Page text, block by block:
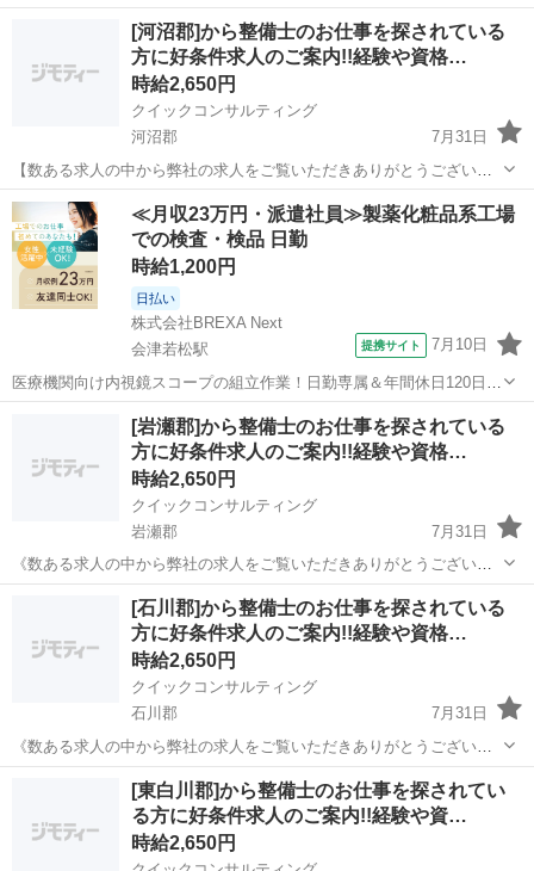
す!!》 全国に様々な求人を5万件以上取り扱っておりご希望条件やご状
況に応じてマッチしそうな求人をご案内いたします!! 応募前に相談だ
けしてみたい方やどんな求...
南会津郡 工場 スタッフ
[河沼郡]から整備士のお仕事を探されている
方に好条件求人のご案内!!経験や資格…
時給2,650円
クイックコンサルティング
河沼郡
7月31日
【数ある求人の中から弊社の求人をご覧いただきありがとうございま
す!!】 全国に様々な求人を5万件以上取り扱っておりご希望条件やご状
況に応じてマッチしそうな求人をご案内いたします!! 応募前に相談だ
けしてみたい方やどんな求...
福島 河沼郡 工場 スタッフ
≪月収23万円・派遣社員≫製薬化粧品系工場
での検査・検品 日勤
時給1,200円
日払い
株式会社BREXA Next
会津若松駅
提携サイト 7月10日
医療機関向け内視鏡スコープの組立作業！日勤専属＆年間休日120日
★◎20代～40代の男女活躍中！送迎あり！マイカー通勤OK◎無料駐車
場あり★日払いあり◎空調完備で快適作業！《福島県会津若松市》 人
気の工場のお仕事 ◇医療機...
会津若松市 会津若松駅 その他
[岩瀬郡]から整備士のお仕事を探されている
方に好条件求人のご案内!!経験や資格…
時給2,650円
クイックコンサルティング
岩瀬郡
7月31日
《数ある求人の中から弊社の求人をご覧いただきありがとうございま
す!!》 全国に様々な求人を5万件以上取り扱っておりご希望条件やご状
況に応じてマッチしそうな求人をご案内いたします!! 応募前に相談だ
けしてみたい方やどんな求...
岩瀬郡 工場 スタッフ
[石川郡]から整備士のお仕事を探されている
方に好条件求人のご案内!!経験や資格…
時給2,650円
クイックコンサルティング
石川郡
7月31日
《数ある求人の中から弊社の求人をご覧いただきありがとうございま
す!!》 全国に様々な求人を5万件以上取り扱っておりご希望条件やご状
況に応じてマッチしそうな求人をご案内いたします!! 応募前に相談だ
けしてみたい方やどんな求...
工場 スタッフ
[東白川郡]から整備士のお仕事を探されてい
る方に好条件求人のご案内!!経験や資…
時給2,650円